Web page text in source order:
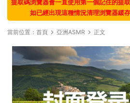
提取碼浏覽器會一直使用第一個記住的提
如已經出現這種情況清理浏覽器緩
當前位置： 首頁 亞洲ASMR 正文